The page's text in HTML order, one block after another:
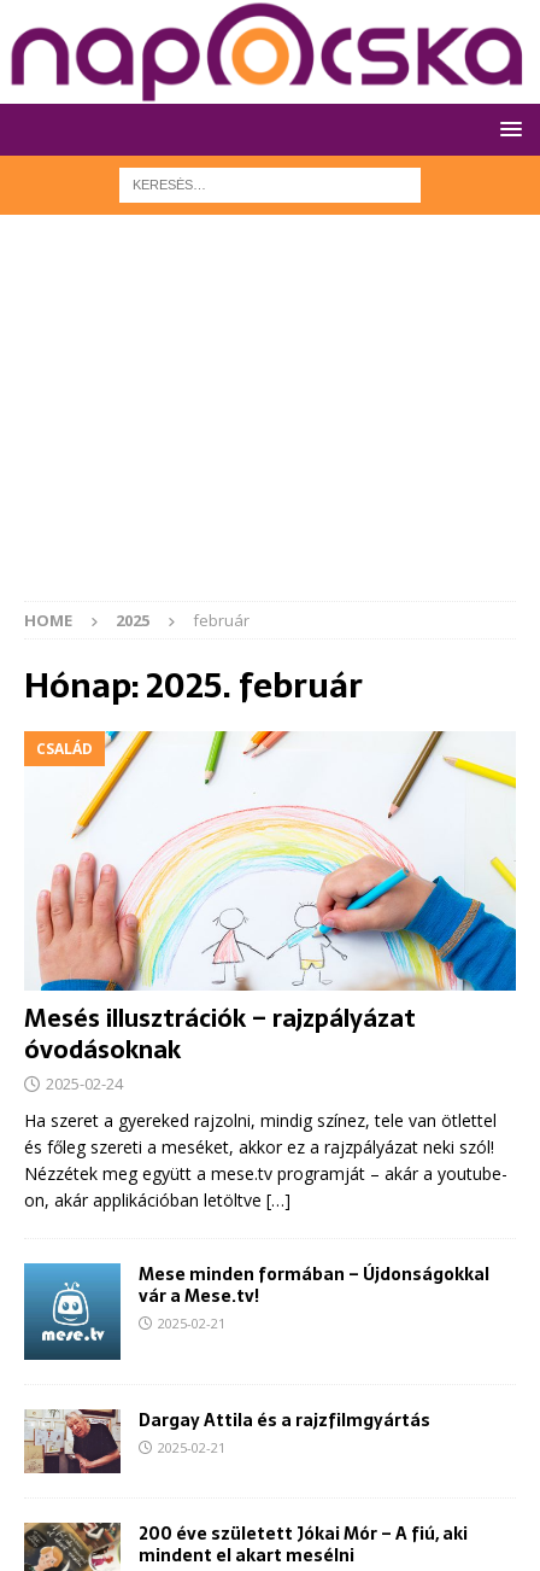
HOME 2025 február
Hónap:2025. február
CSALÁD
Mesés illusztrációk – rajzpályázat
óvodásoknak
2025-02-24
Ha szeret a gyereked rajzolni, mindig színez, tele van ötlettel
és főleg szereti a meséket, akkor ez a rajzpályázat neki szól!
Nézzétek meg együtt a mese.tv programját – akár a youtube-
on, akár applikációban letöltve […]
Mese minden formában – Újdonságokkal
vár a Mese.tv!
2025-02-21
Dargay Attila és a rajzfilmgyártás
2025-02-21
200 éve született Jókai Mór – A fiú, aki
mindent el akart mesélni